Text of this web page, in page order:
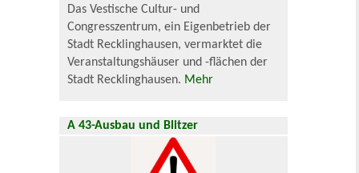
Das Vestische Cultur- und
Congresszentrum, ein Eigenbetrieb der
Stadt Recklinghausen, vermarktet die
Veranstaltungshäuser und -flächen der
Stadt Recklinghausen. Mehr
A 43-Ausbau und Blitzer